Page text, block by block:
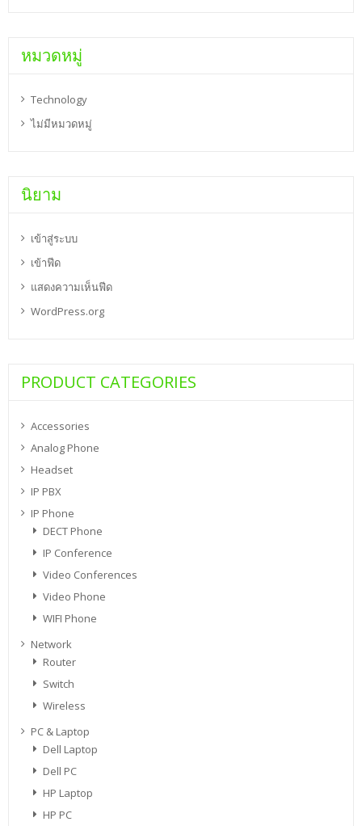
หมวดหมู่
Technology
ไม่มีหมวดหมู่
นิยาม
เข้าสู่ระบบ
เข้าฟีด
แสดงความเห็นฟีด
WordPress.org
PRODUCT CATEGORIES
Accessories
Analog Phone
Headset
IP PBX
IP Phone
DECT Phone
IP Conference
Video Conferences
Video Phone
WIFI Phone
Network
Router
Switch
Wireless
PC & Laptop
Dell Laptop
Dell PC
HP Laptop
HP PC